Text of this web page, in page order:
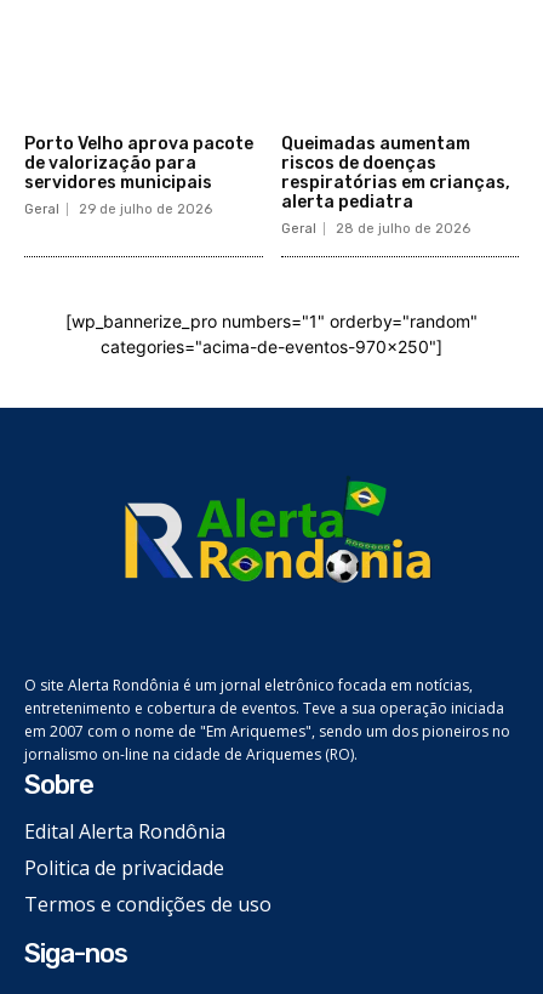
Porto Velho aprova pacote
de valorização para
servidores municipais
Geral 29 de julho de 2026
Queimadas aumentam
riscos de doenças
respiratórias em crianças,
alerta pediatra
Geral 28 de julho de 2026
[wp_bannerize_pro numbers="1" orderby="random"
categories="acima-de-eventos-970x250"]
O site Alerta Rondônia é um jornal eletrônico focada em notícias,
entretenimento e cobertura de eventos. Teve a sua operação iniciada
em 2007 com o nome de "Em Ariquemes", sendo um dos pioneiros no
jornalismo on-line na cidade de Ariquemes (RO).
Sobre
Edital Alerta Rondônia
Politica de privacidade
Termos e condições de uso
Siga-nos